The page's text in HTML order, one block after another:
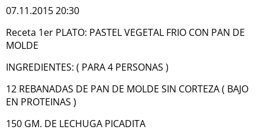
07.11.2015 20:30
Receta 1er PLATO: PASTEL VEGETAL FRIO CON PAN DE
MOLDE
INGREDIENTES: ( PARA 4 PERSONAS )
12 REBANADAS DE PAN DE MOLDE SIN CORTEZA ( BAJO
EN PROTEINAS )
150 GM. DE LECHUGA PICADITA